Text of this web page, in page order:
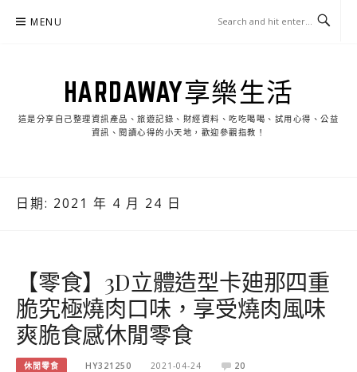
MENU
HARDAWAY享樂生活
這是分享自己整理資訊產品、旅遊記錄、財經資料、吃吃喝喝、試用心得、公益
資訊、閱讀心得的小天地，歡迎參觀指教！
日期: 2021 年 4 月 24 日
【零食】3D立體造型卡廸那四重
脆究極燒肉口味，享受燒肉風味
爽脆食感休閒零食
休閒零食 HY321250 2021-04-24 20